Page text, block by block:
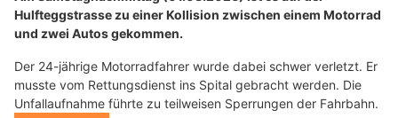
Hulfteggstrasse zu einer Kollision zwischen einem Motorrad
und zwei Autos gekommen.
Der 24-jährige Motorradfahrer wurde dabei schwer verletzt. Er
musste vom Rettungsdienst ins Spital gebracht werden. Die
Unfallaufnahme führte zu teilweisen Sperrungen der Fahrbahn.